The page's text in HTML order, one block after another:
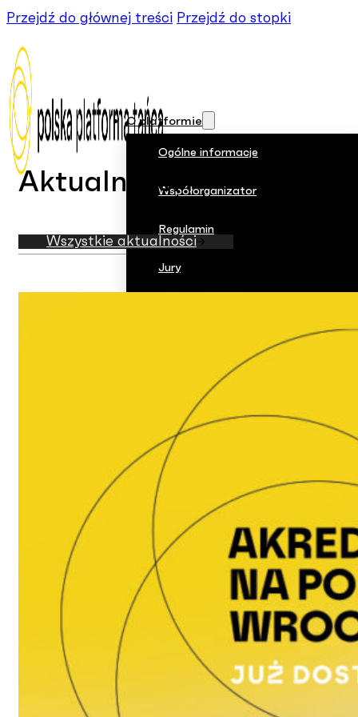
Przejdź do głównej treści Przejdź do stopki
O platformie
Ogólne informacje
Współorganizator
Regulamin
Jury
PPT 2024
Zdjęcia
Relacje
Galeria
Program
Spektakle
Prezentacje
Harmonogram wydarzeń
Aktualności
Wszystkie aktualności